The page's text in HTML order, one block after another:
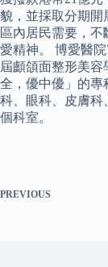
貌，並採取分期開
區內居民需要，
愛精神。 博愛醫
屆顱頜面整形美容
全，優中優」的專
科、眼科、皮膚科
個科室。
PREVIOUS